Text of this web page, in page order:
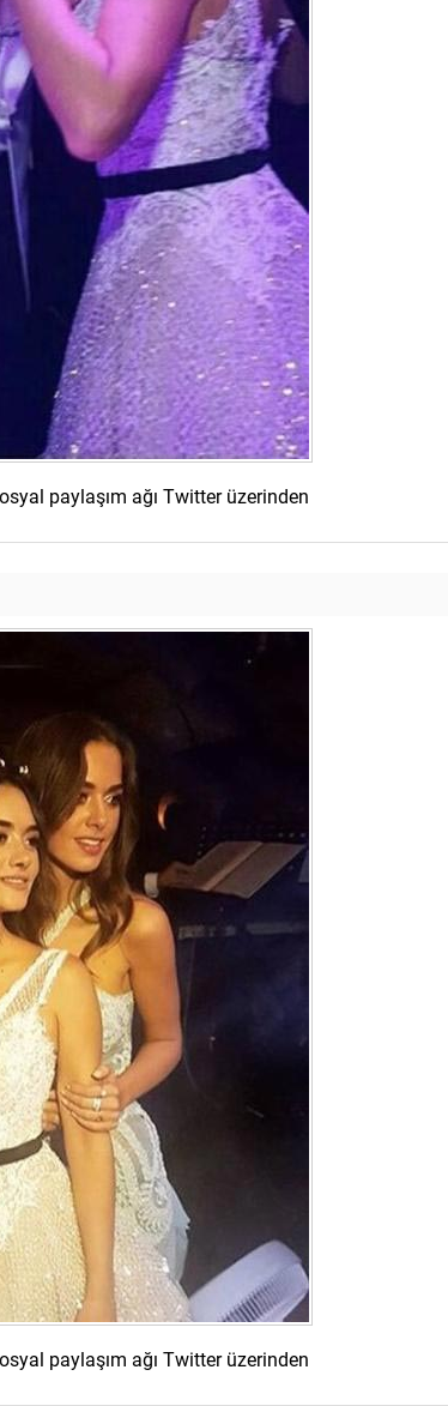
paylaşım ağı Twitter üzerinden
paylaşım ağı Twitter üzerinden